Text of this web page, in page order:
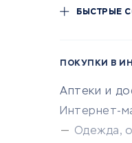
БЫСТРЫЕ
ПОКУПКИ В
Аптеки и
Интернет-
Одежда,